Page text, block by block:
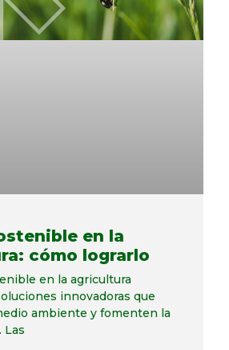
en la
cómo lograrlo
en la agricultura
innovadoras que
ambiente y fomenten la
Las